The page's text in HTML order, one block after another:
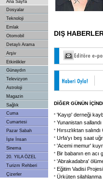
Ana Sayfa
Dosyalar
Teknoloji
Emlak
Otomobil
Detaylı Arama
Arşiv
Etkinlikler
Günaydın
Televizyon
Astroloji
Magazin
Sağlık
Cuma
Cumartesi
Pazar Sabah
İşte İnsan
Sinema
20. YILA ÖZEL
Turizm Rehberi
Çizerler
DIŞ
DİĞER GÜNÜN
'Kayıp' derneği
Yunanistan
Hırsızlıktan
Urfa'yı beş saat
'Acemi memur'
Bir babanın en acı
'Abrakadabra'
Eğitim Vadisi
Ürküten silahlanma